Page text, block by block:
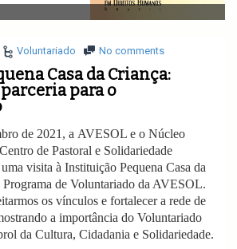
v
i
a
i
o
Voluntariado No comments
Casa da Criança:
para o
de 2021, a AVESOL e o Núcleo
de Pastoral e Solidariedade
visita à Instituição Pequena Casa da
de Voluntariado da AVESOL.
os vínculos e fortalecer a rede de
a importância do Voluntariado
da Cultura, Cidadania e Solidariedade.